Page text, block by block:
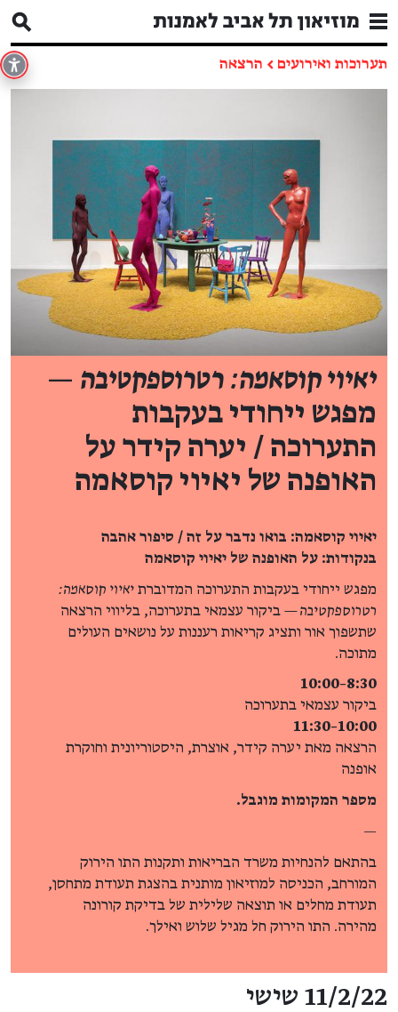
תערוכות ואירועים ← הרצאה
יאיוי קוסאמה: רטרוספקטיבה —
מפגש ייחודי בעקבות
התערוכה / יערה קידר על
האופנה של יאיוי קוסאמה
יאיוי קוסאמה: בואו נדבר על זה / סיפור אהבה
בנקודות: על האופנה של יאיוי קוסאמה
מפגש ייחודי בעקבות התערוכה המדוברת יאיוי קוסאמה:
רטרוספקטיבה — ביקור עצמאי בתערוכה, בליווי הרצאה
שתשפוך אור ותציג קריאות רעננות על נושאים העולים
מתוכה.
8:30–10:00
ביקור עצמאי בתערוכה
10:00–11:30
הרצאה מאת יערה קידר, אוצרת, היסטוריונית וחוקרת
אופנה
מספר המקומות מוגבל.
—
בהתאם להנחיות משרד הבריאות ותקנות התו הירוק
המורחב, הכניסה למוזיאון מותנית בהצגת תעודת מתחסן,
תעודת מחלים או תוצאה שלילית של בדיקת קורונה
מהירה. התו הירוק חל מגיל שלוש ואילך.
פרטי האירוע
11/2/22 שישי